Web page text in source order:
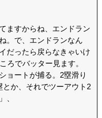
ますからね、エンドラン
。で、エンドランなん
だったら戻らなきゃいけ
ろでバッター見ます。
ョートが捕る。2塁滑り
か、それでツーアウト2
、